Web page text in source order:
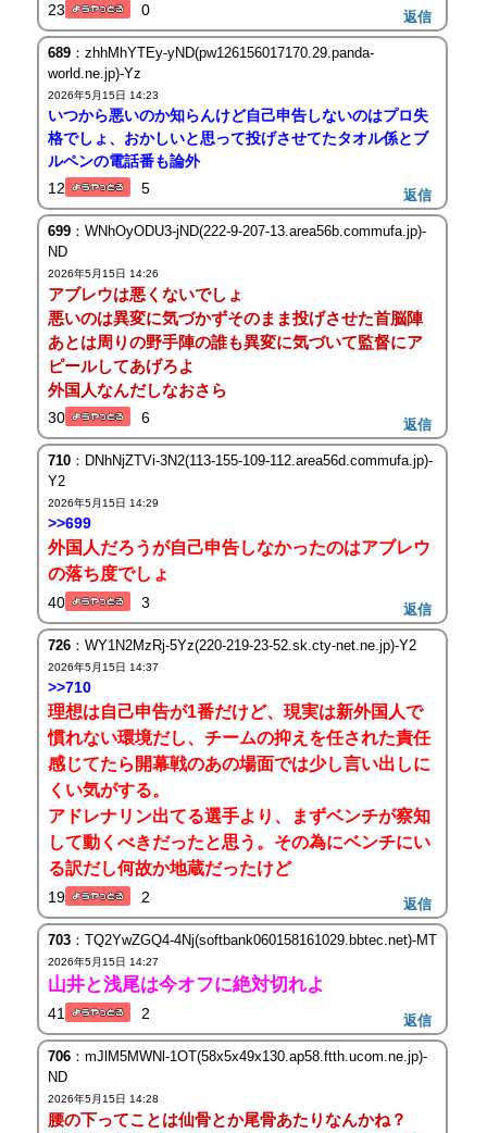
23 0 返信
689：zhhMhYTEy-yND(pw126156017170.29.panda-
world.ne.jp)-Yz
2026年5月15日 14:23
いつから悪いのか知らんけど自己申告しないのはプロ失
格でしょ、おかしいと思って投げさせてたタオル係とブ
ルペンの電話番も論外
12
5 返信
699：WNhOyODU3-jND(222-9-207-13.area56b.commufa.jp)-
ND
2026年5月15日 14:26
アブレウは悪くないでしょ
悪いのは異変に気づかずそのまま投げさせた首脳陣
あとは周りの野手陣の誰も異変に気づいて監督にア
ピールしてあげろよ
外国人なんだしなおさら
30 6 返信
710：DNhNjZTVi-3N2(113-155-109-112.area56d.commufa.jp)-
Y2
2026年5月15日 14:29
>>699
外国人だろうが自己申告しなかったのはアブレウ
の落ち度でしょ
40 3 返信
726：WY1N2MzRj-5Yz(220-219-23-52.sk.cty-net.ne.jp)-Y2
2026年5月15日 14:37
>>710
理想は自己申告が1番だけど、現実は新外国人で
慣れない環境だし、チームの抑えを任された責任
感じてたら開幕戦のあの場面では少し言い出しに
くい気がする。
アドレナリン出てる選手より、まずベンチが察知
して動くべきだったと思う。その為にベンチにい
る訳だし何故か地蔵だったけど
19 2 返信
703：TQ2YwZGQ4-4Nj(softbank060158161029.bbtec.net)-MT
2026年5月15日 14:27
山井と浅尾は今オフに絶対切れよ
41 2 返信
706：mJlM5MWNl-1OT(58x5x49x130.ap58.ftth.ucom.ne.jp)-
ND
2026年5月15日 14:28
腰の下ってことは仙骨とか尾骨あたりなんかね？